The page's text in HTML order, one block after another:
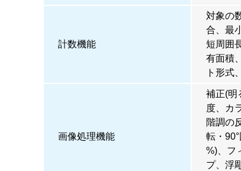
計数機能
対象の
合、最
短周囲
有面積
ト形式
画像処理機能
補正(明
度、カ
階調の
転・
%)、フ
プ、浮